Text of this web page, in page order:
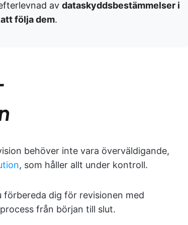
av dataskyddsbestämmelser i
följa dem.
behöver inte vara överväldigande,
, som håller allt under kontroll.
dig för revisionen med
från början till slut.